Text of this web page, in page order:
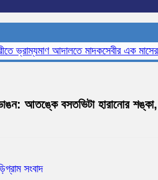
আদালতে মাদকসেবীর এক মাসের
আতঙ্কে বসতভিটা হারানোর শঙ্কা,
সংবাদ